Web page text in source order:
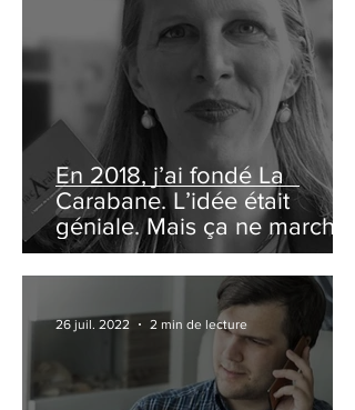
En 2018, j’ai fondé La
Carabane. L’idée était
géniale. Mais ça ne marchait
pas du tout.
26 juil. 2022 2 min de lecture